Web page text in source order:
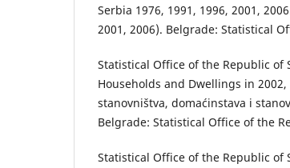
Serbia 1976, 1991, 1996, 2001,
2001, 2006). Belgrade: Statistical
Statistical Office of the Republic of
Households and Dwellings in
stanovništva, domaćinstava i
Belgrade: Statistical Office of the
Statistical Office of the Republic of